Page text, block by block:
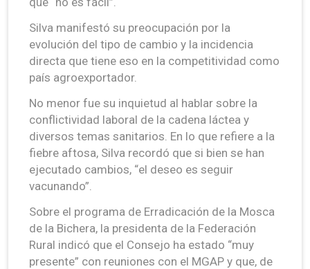
Silva manifestó su preocupación por la
evolución del tipo de cambio y la incidencia
directa que tiene eso en la competitividad como
país agroexportador.
No menor fue su inquietud al hablar sobre la
conflictividad laboral de la cadena láctea y
diversos temas sanitarios. En lo que refiere a la
fiebre aftosa, Silva recordó que si bien se han
ejecutado cambios, “el deseo es seguir
vacunando”.
Sobre el programa de Erradicación de la Mosca
de la Bichera, la presidenta de la Federación
Rural indicó que el Consejo ha estado “muy
presente” con reuniones con el MGAP y que, de